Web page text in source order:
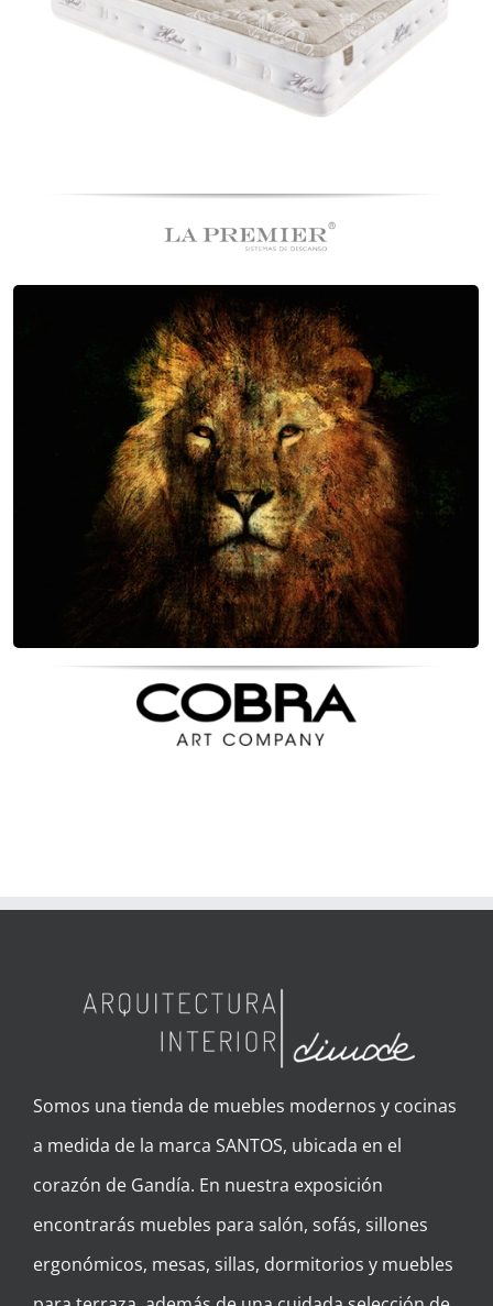
Somos una tienda de muebles modernos y cocinas
a medida de la marca SANTOS, ubicada en el
corazón de Gandía. En nuestra exposición
encontrarás muebles para salón, sofás, sillones
ergonómicos, mesas, sillas, dormitorios y muebles